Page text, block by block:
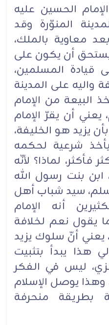
الحسين عليه
المنوّرة وقد
‏معاوية ‏بالملك،
أن يكون على
قيادة المسلمين،
على المدينة
البيعة من الإمام
أن يقرّ ‏الإمام
يزيد هو الخليفة،
شرعية لحكمه
لماذا؟ لأنّه
ابن بنت رسول الله
سيد شباب أهل
أنه الإمام
يقول نعم لخلافة
يعني أنّ ‏سلوك ‏يزيد
هذا يبدأ بتثبيت
ليس في الفكر
يوصل الإسلام
بطريقة منحرفة